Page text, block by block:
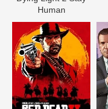
Human